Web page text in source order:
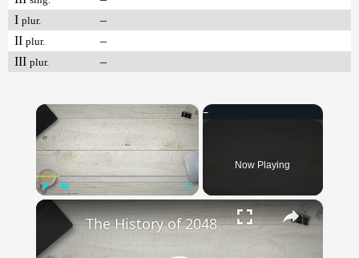
I plur.
–
II plur.
–
III plur. –
×
Play
Now Playing
×
The History of 2048